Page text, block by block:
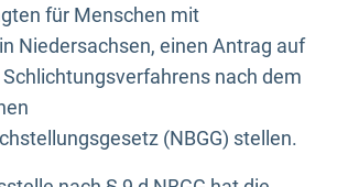
für Menschen mit
Niedersachsen, einen Antrag auf
nach dem
(NBGG) stellen.